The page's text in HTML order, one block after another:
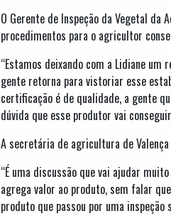
O Gerente de Inspeção da Vegetal
procedimentos para o agricultor
“Estamos deixando com a Lidiane
gente retorna para vistoriar esse
certificação é de qualidade, a gente
dúvida que esse produtor vai
A secretária de agricultura de
“É uma discussão que vai ajudar
agrega valor ao produto, sem falar
produto que passou por uma